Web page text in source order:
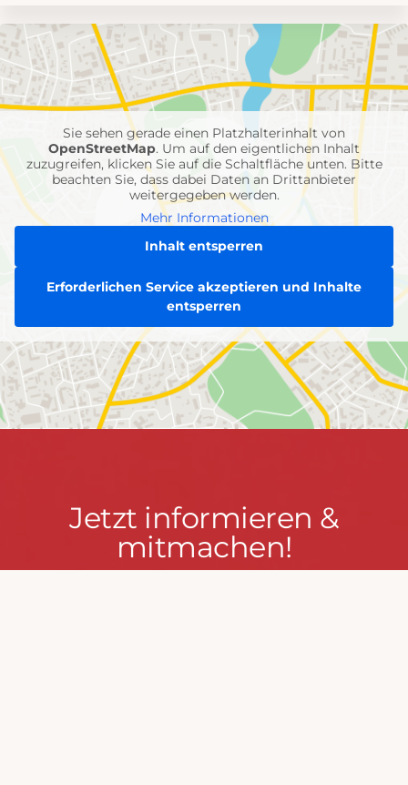
Umgebungskarte
mit
Feuerwehr-
Einheiten
Sie sehen gerade einen Platzhalterinhalt von
OpenStreetMap. Um auf den eigentlichen Inhalt
zuzugreifen, klicken Sie auf die Schaltfläche unten. Bitte
beachten Sie, dass dabei Daten an Drittanbieter
weitergegeben werden.
Mehr Informationen
Inhalt entsperren
Erforderlichen Service akzeptieren und Inhalte
entsperren
Jetzt
informieren
&
Jetzt informieren &
mitmachen!